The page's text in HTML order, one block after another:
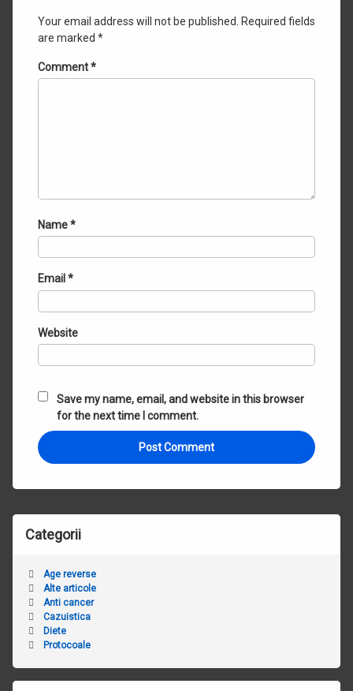
Your email address will not be published.
Required fields
are marked *
Comment*
Name*
Email *
Website
Save my name, email, and website in this browser
for the next time I comment.
Categorii
Age reverse
Alte articole
Anti cancer
Cazuistica
Diete
Protocoale